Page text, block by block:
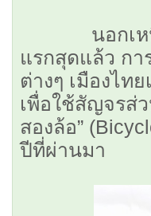
นอกเหนือ
แรกสุดแล้ว ก
ต่างๆ เมืองไท
เพื่อใช้สัญจรส่
สองล้อ”
ปีที่ผ่านมา